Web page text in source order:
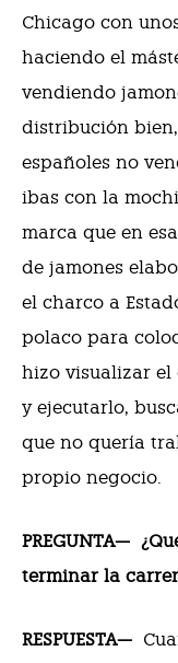
Chicago con
haciendo el
vendiendo
distribución
españoles no
ibas con la
marca que en
de jamones
el charco a
polaco para
hizo visualizar
y ejecutarlo,
que no quería
propio negocio.
PREGUNTA—
terminar la
RESPUESTA—